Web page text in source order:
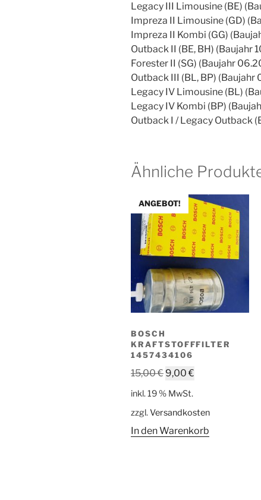
Legacy III Limousine (BE)
Impreza II Limousine (GD)
Impreza II Kombi (GG)
Outback II (BE, BH) (Baujahr
Forester II (SG) (Baujahr
Outback III (BL, BP)
Legacy IV Limousine (BL)
Legacy IV Kombi (BP)
Outback I / Legacy Outback
Ähnliche
ANGEBOT!
BOSCH
KRAFTSTOFFFILTER
1457434106
15,00€ Ursprünglicher
15,00 €
9,00€
9,00 €.
inkl. 19 % MwSt.
zzgl.Versandkosten
In den Warenkorb